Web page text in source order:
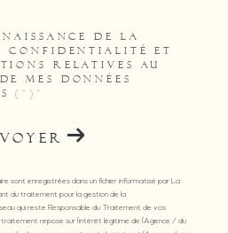
DE LA
CONFIDENTIALITÉ ET
RELATIVES AU
MES DONNÉES
(*)*
sont enregistrées dans un fichier informatisé par La
du traitement pour la gestion de la
qui reste Responsable du Traitement de vos
traitement repose sur l'intérêt légitime de l'Agence / du